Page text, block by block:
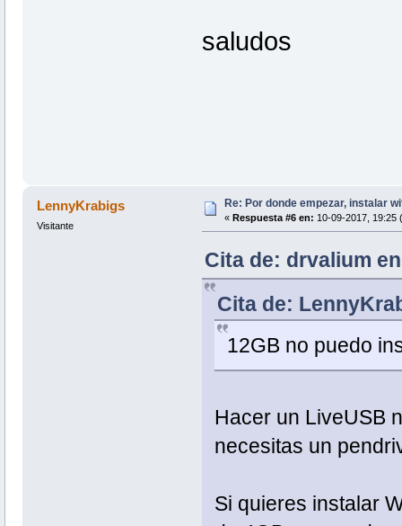
saludos
LennyKrabigs
Visitante
Re: Por donde empezar, instalar
« Respuesta #6 en: 10-09-2017, 19:25
Cita de: drvalium
Cita de:
12GB no puedo
Hacer un LiveUSB
necesitas un
Si quieres instalar